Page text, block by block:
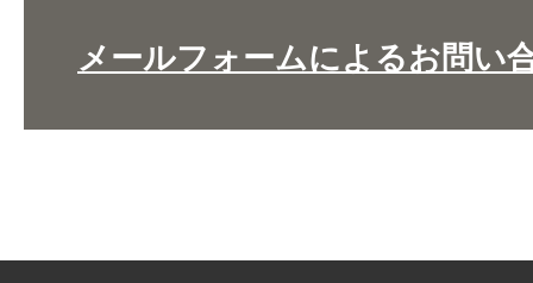
メールフォームによるお問い